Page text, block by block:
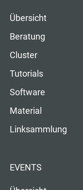
Übersicht
Beratung
Cluster
Tutorials
Software
Material
Linksammlung
EVENTS